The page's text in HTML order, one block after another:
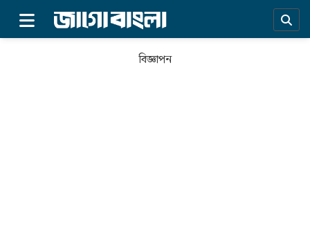
বিজ্ঞাপন